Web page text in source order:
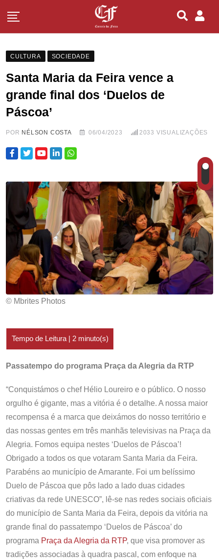
CULTURA SOCIEDADE
Santa Maria da Feira vence a
grande final dos ‘Duelos de
Páscoa’
POR NÉLSON COSTA 06/04/2023 2033 VISUALIZAÇÕES
© Mbrites Photos
Passatempo do programa Praça da Alegria da RTP
“Conquistámos o chef Hélio Loureiro e o público. O nosso
orgulho é gigante, mas a vitória é o detalhe. A nossa maior
recompensa é a marca que deixámos do nosso território e
das nossas gentes em três manhãs televisivas na Praça da
Alegria. Fomos equipa nestes ‘Duelos de Páscoa’!
Obrigado a todos os que votaram Santa Maria da Feira.
Parabéns ao município de Amarante. Foi um belíssimo
Duelo de Páscoa que pôs lado a lado duas cidades
criativas da rede UNESCO”, lê-se nas redes sociais oficiais
do município de Santa Maria da Feira, depois da vitória na
grande final do passatempo ‘Duelos de Páscoa’ do
programa Praça da Alegria da RTP, que visa promover as
tradições associadas à quadra pascal, com enfoque na